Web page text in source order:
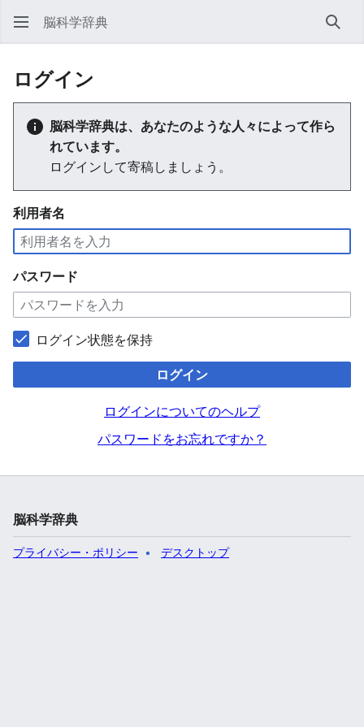
脳科学辞典 検索
ログイン
脳科学辞典は、あなたのような人々によって作ら
れています。
ログインして寄稿しましょう。
利用者名
パスワード
ログイン状態を保持
ログイン
ログインについてのヘルプ
パスワードをお忘れですか？
脳科学辞典
プライバシー・ポリシー デスクトップ